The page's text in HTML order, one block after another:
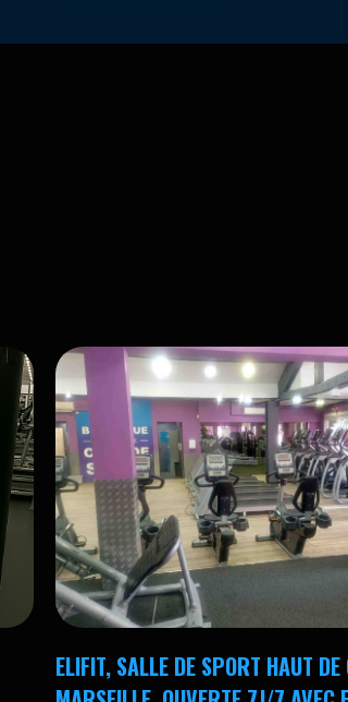
ELIFIT, SALLE DE SPORT HAUT